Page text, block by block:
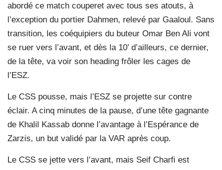
abordé ce match couperet avec tous ses atouts, à
l’exception du portier Dahmen, relevé par Gaaloul. Sans
transition, les coéquipiers du buteur Omar Ben Ali vont
se ruer vers l’avant, et dès la 10’ d’ailleurs, ce dernier,
de la tête, va voir son heading frôler les cages de
l’ESZ.
Le CSS pousse, mais l’ESZ se projette sur contre
éclair. A cinq minutes de la pause, d’une tête gagnante
de Khalil Kassab donne l’avantage à l’Espérance de
Zarzis, un but validé par la VAR après coup.
Le CSS se jette vers l’avant, mais Seif Charfi est